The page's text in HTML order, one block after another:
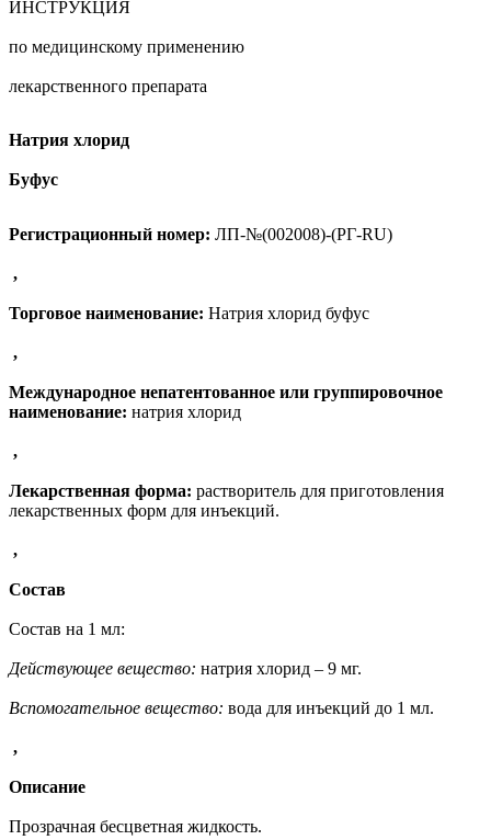
ИНСТРУКЦИЯ
по медицинскому применению
лекарственного препарата
Натрия хлорид
Буфус
Регистрационный номер: ЛП-№(002008)-(РГ-RU)
,
Торговое наименование: Натрия хлорид буфус
,
Международное непатентованное или группировочное
наименование: натрия хлорид
,
Лекарственная форма: растворитель для приготовления
лекарственных форм для инъекций.
,
Состав
Состав на 1 мл:
Действующее вещество: натрия хлорид – 9 мг.
Вспомогательное вещество: вода для инъекций до 1 мл.
,
Описание
Прозрачная бесцветная жидкость.